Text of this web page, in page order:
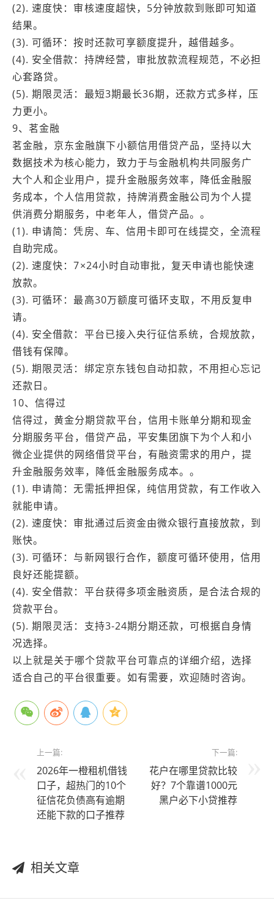
(2). 速度快：审核速度超快，5分钟放款到账即可知道
结果。
(3). 可循环：按时还款可享额度提升，越借越多。
(4). 安全借款：持牌经营，审批放款流程规范，不必担
心套路贷。
(5). 期限灵活：最短3期最长36期，还款方式多样，压
力更小。
9、茗金融
茗金融，京东金融旗下小额信用借贷产品，坚持以大
数据技术为核心能力，致力于与金融机构共同服务广
大个人和企业用户，提升金融服务效率，降低金融服
务成本，个人信用贷款，持牌消费金融公司为个人提
供消费分期服务，中老年人，借贷产品。。
(1). 申请简：凭房、车、信用卡即可在线提交，全流程
自助完成。
(2). 速度快：7×24小时自动审批，复天申请也能快速
放款。
(3). 可循环：最高30万额度可循环支取，不用反复申
请。
(4). 安全借款：平台已接入央行征信系统，合规放款，
借钱有保障。
(5). 期限灵活：绑定京东钱包自动扣款，不用担心忘记
还款日。
10、信得过
信得过，黄金分期贷款平台，信用卡账单分期和现金
分期服务平台，借贷产品，平安集团旗下为个人和小
微企业提供的网络借贷平台，有融资需求的用户，提
升金融服务效率，降低金融服务成本。。
(1). 申请简：无需抵押担保，纯信用贷款，有工作收入
就能申请。
(2). 速度快：审批通过后资金由微众银行直接放款，到
账快。
(3). 可循环：与新网银行合作，额度可循环使用，信用
良好还能提额。
(4). 安全借款：平台获得多项金融资质，是合法合规的
贷款平台。
(5). 期限灵活：支持3-24期分期还款，可根据自身情
况选择。
以上就是关于哪个贷款平台可靠点的详细介绍，选择
适合自己的平台很重要。如有需要，欢迎随时咨询。
上一篇:
2026年一橙租机借钱
口子，超热门的10个
征信花负债高有逾期
还能下款的口子推荐
下一篇:
花户在哪里贷款比较
好？7个靠谱1000元
黑户必下小贷推荐
相关文章